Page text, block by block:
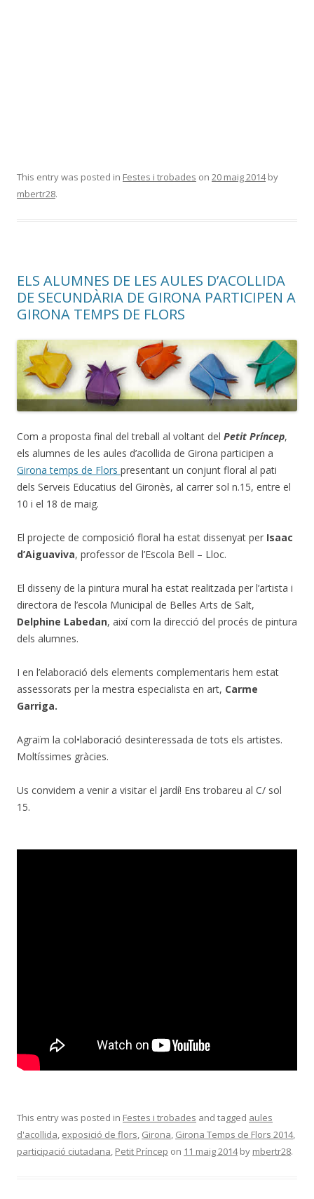
This entry was posted in Festes i trobades on 20 maig 2014by
mbertr28.
ELS ALUMNES DE LES AULES D’ACOLLIDA
DE SECUNDÀRIA DE GIRONA PARTICIPEN A
GIRONA TEMPS DE FLORS
Com a proposta final del treball al voltant del Petit Príncep,
els alumnes de les aules d’acollida de Girona participen a
Girona temps de Flors presentant un conjunt floral al pati
dels Serveis Educatius del Gironès, al carrer sol n.15, entre el
10 i el 18 de maig.
El projecte de composició floral ha estat dissenyat per Isaac
d’Aiguaviva, professor de l’Escola Bell – Lloc.
El disseny de la pintura mural ha estat realitzada per l’artista i
directora de l’escola Municipal de Belles Arts de Salt,
Delphine Labedan, així com la direcció del procés de pintura
dels alumnes.
I en l’elaboració dels elements complementaris hem estat
assessorats per la mestra especialista en art, Carme
Garriga.
Agraïm la col•laboració desinteressada de tots els artistes.
Moltíssimes gràcies.
Us convidem a venir a visitar el jardí! Ens trobareu al C/ sol
15.
This entry was posted in Festes i trobades and tagged aules
d'acollida, exposició de flors, Girona, Girona Temps de Flors 2014,
participació ciutadana, Petit Príncep on 11 maig 2014by mbertr28.